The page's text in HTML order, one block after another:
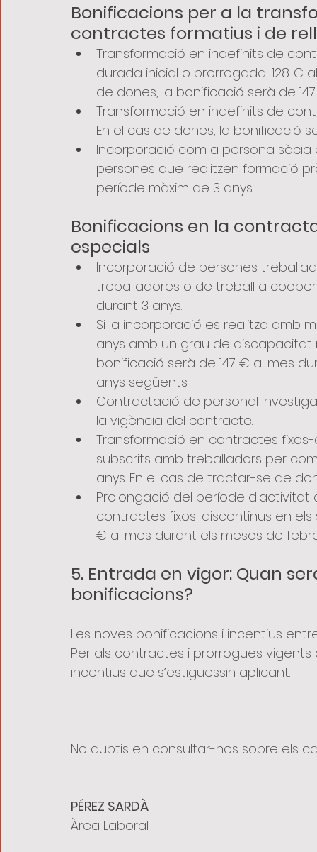
Bonificacions per a la
contractes formatius i de
Transformació en indefinits de
durada inicial o prorrogada: 128 €
de dones, la bonificació serà de
Transformació en indefinits de
En el cas de dones, la bonificació
Incorporació com a persona
persones que realitzen formació
període màxim de 3 anys.
Bonificacions en la
especials
Incorporació de persones
treballadores o de treball a
durant 3 anys.
Si la incorporació es realitza amb
anys amb un grau de discapacitat
bonificació serà de 147 € al mes
anys següents.
Contractació de personal
la vigència del contracte.
Transformació en contractes
subscrits amb treballadors per
anys. En el cas de tractar-se de
Prolongació del període
contractes fixos-discontinus en
€ al mes durant els mesos de
5. Entrada en vigor: Quan
bonificacions?
Les noves bonificacions i incentius
Per als contractes i prorrogues
incentius que s’estiguessin aplicant.
No dubtis en consultar-nos sobre els
PÉREZ SARDÀ
Àrea Laboral